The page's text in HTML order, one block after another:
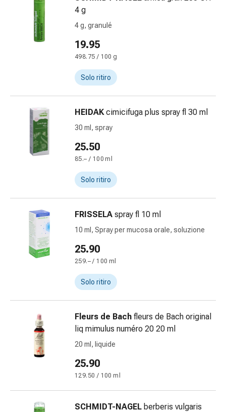
cardiaco
Disturbi
della
memoria
concentrazione
febbre
da
fieno
Antiallergico
pelle
Naso
Gastrointestinale
Diarrea
stomaco
Nausea
gonfiore
crampi
Costipazione
Trattamento
della
pelle
4 g
4 g, granulé
19.95
498.75 / 100 g
Solo ritiro
HEIDAK cimicifuga plus spray fl 30 ml
30 ml, spray
25.50
85.– / 100 ml
Solo ritiro
FRISSELA spray fl 10 ml
10 ml, Spray per mucosa orale, soluzione
25.90
259.– / 100 ml
Solo ritiro
Fleurs de Bach fleurs de Bach original
liq mimulus numéro 20 20 ml
20 ml, liquide
25.90
129.50 / 100 ml
SCHMIDT-NAGEL berberis vulgaris